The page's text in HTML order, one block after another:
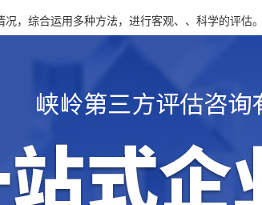
，综合运用多种方法，进行客观、、科学的评估。